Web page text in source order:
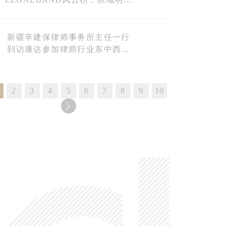
新疆辛建保律师事务所主任一行
到访康达参加律师行业东中西部
2 3 4 5 6 7 8 9 10